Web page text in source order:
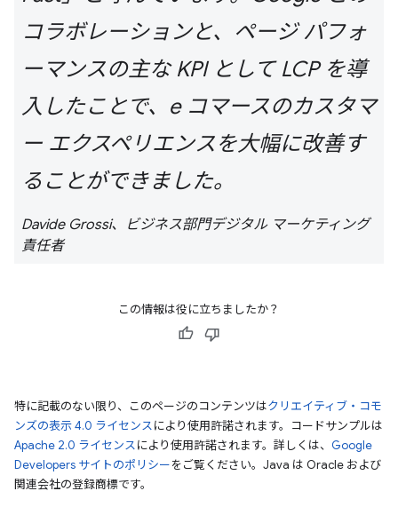
コラボレーションと、ページ パフォ
ーマンスの主な KPI として LCP を導
入したことで、e コマースのカスタマ
ー エクスペリエンスを大幅に改善す
ることができました。
Davide Grossi、ビジネス部門デジタル マーケティング
責任者
この情報は役に立ちましたか？
特に記載のない限り、このページのコンテンツはクリエイティブ・コモ
ンズの表示 4.0 ライセンスにより使用許諾されます。コードサンプルは
Apache 2.0 ライセンスにより使用許諾されます。詳しくは、 Google
Developers サイトのポリシーをご覧ください。Java は Oracle および
関連会社の登録商標です。